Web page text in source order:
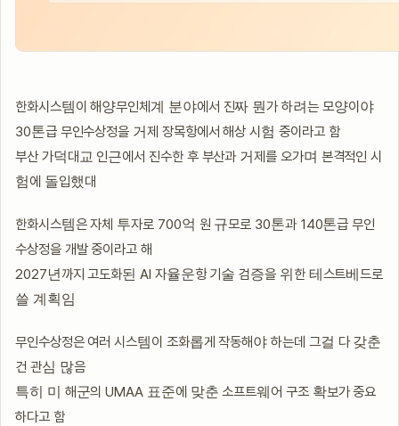
한화시스템이 해양무인체계 분야에서 진짜 뭔가 하려는 모양이야
30톤급 무인수상정을 거제 장목항에서 해상 시험 중이라고 함
부산 가덕대교 인근에서 진수한 후 부산과 거제를 오가며 본격적인 시
험에 돌입했대
한화시스템은 자체 투자로 700억 원 규모로 30톤과 140톤급 무인
수상정을 개발 중이라고 해
2027년까지 고도화된 AI 자율운항 기술 검증을 위한 테스트베드로
쓸 계획임
무인수상정은 여러 시스템이 조화롭게 작동해야 하는데 그걸 다 갖춘
건 관심 많음
특히 미 해군의 UMAA 표준에 맞춘 소프트웨어 구조 확보가 중요
하다고 함